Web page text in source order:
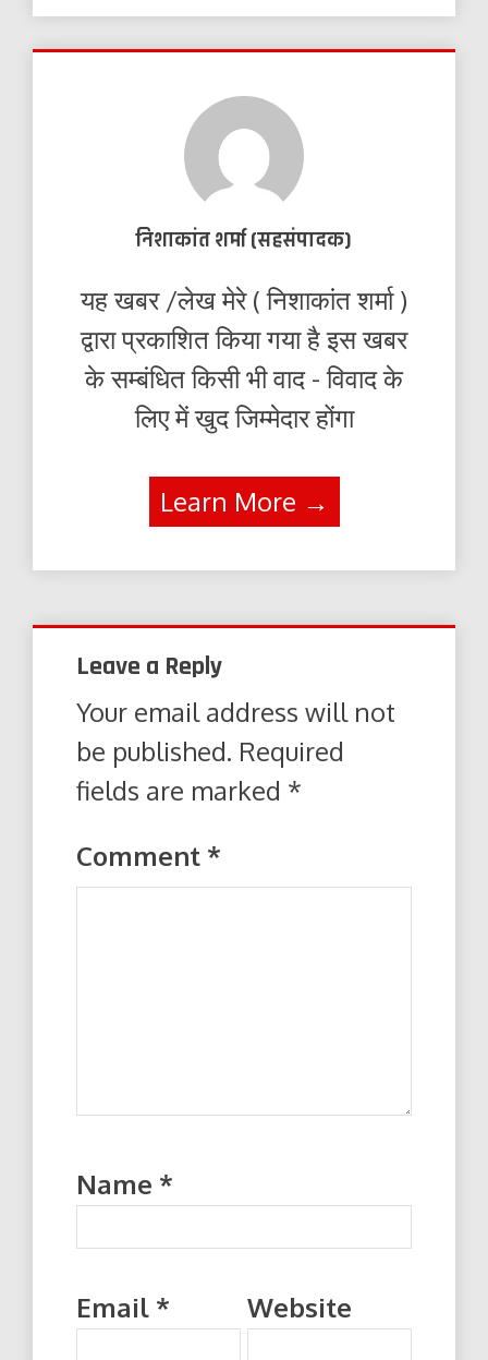
निशाकांत शर्मा (सहसंपादक)
यह खबर /लेख मेरे ( निशाकांत शर्मा )
द्वारा प्रकाशित किया गया है इस खबर
के सम्बंधित किसी भी वाद - विवाद के
लिए में खुद जिम्मेदार होंगा
Learn More →
Leave a Reply
Your email address will not
be published. Required
fields are marked *
Comment *
Name *
Email * Website